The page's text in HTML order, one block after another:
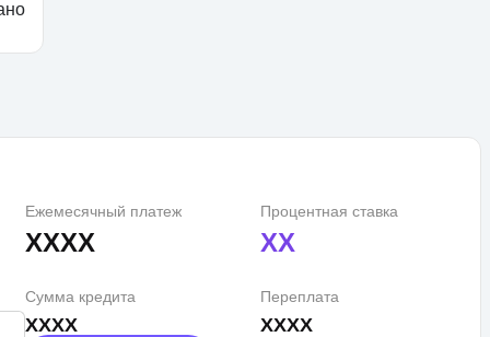
Ежемесячный платеж
XXXX
Процентная ставка
XX
Сумма кредита
XXXX
Переплата
XXXX